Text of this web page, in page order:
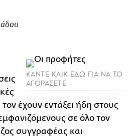
ΚΑΝΤΕ ΚΛΙΚ ΕΔΩ ΓΙΑ ΝΑ ΤΟ
ΑΓΟΡΑΣΕΤΕ
έχουν εντάξει ήδη στους
σε όλο τον
συγγραφέας και